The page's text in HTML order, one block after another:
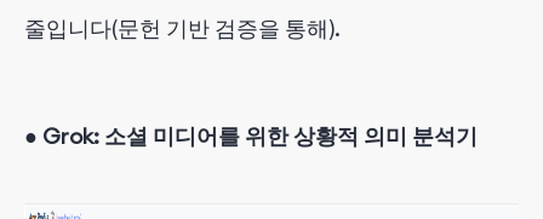
줄입니다(문헌 기반 검증을 통해).
● Grok: 소셜 미디어를 위한 상황적 의미 분석기